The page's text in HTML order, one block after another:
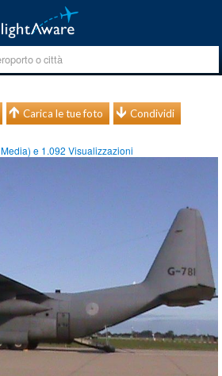
Carica le tue foto Condividi
Media) e 1.092 Visualizzazioni